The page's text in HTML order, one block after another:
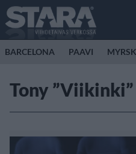
BARCELONA PAAVI
Tony